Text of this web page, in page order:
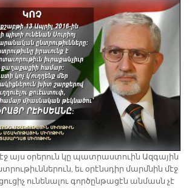
այս օ­րե­րուն կը պատ­րաս­տուին Ազ­գա­յին
եւ օ­րէնս­դիր մարմ­նին մէջ
ու­նե­նա­լու գոր­ծըն­թա­ցէն ան­մասն չէ